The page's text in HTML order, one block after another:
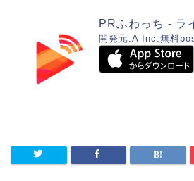
PRふわっち - ラ
開発元:A Inc. 無料